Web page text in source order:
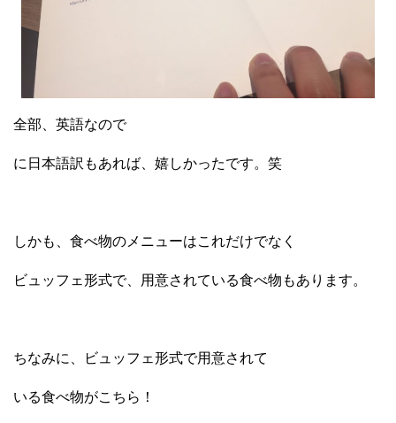
全部、英語なので
に日本語訳もあれば、嬉しかったです。笑
しかも、食べ物のメニューはこれだけでなく
ビュッフェ形式で、用意されている食べ物もあります。
ちなみに、ビュッフェ形式で用意されて
いる食べ物がこちら！